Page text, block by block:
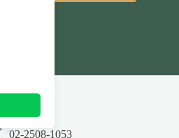
傳真：
02-2508-1053